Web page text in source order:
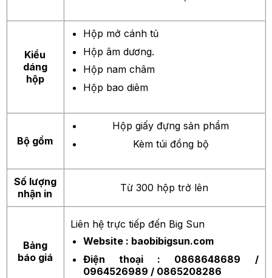
Kiểu
dáng
hộp
Hộp mở cánh tủ
Hộp âm dương.
Hộp nam châm
Hộp bao diêm
Bộ gồm
Hộp giấy đựng sản phẩm
Kèm túi đồng bộ
Số lượng
nhận in
Từ 300 hộp trở lên
Bảng
báo giá
Liên hệ trực tiếp đến Big Sun
Website : baobibigsun.com
Điện thoại : 0868648689 /
0964526989 / 0865208286